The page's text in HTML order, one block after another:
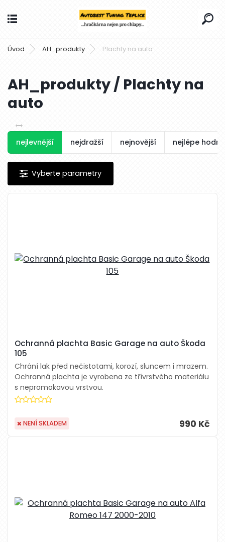
Úvod AH_produkty Plachty na auto
AH_produkty / Plachty na
auto
nejlevnější nejdražší nejnovější nejlépe
Ochranná plachta Basic Garage na auto Škoda
105
Chrání lak před nečistotami, korozí, sluncem i mrazem.
Ochranná plachta je vyrobena ze třívrstvého materiálu
s nepromokavou vrstvou.
990 Kč
NENÍ SKLADEM